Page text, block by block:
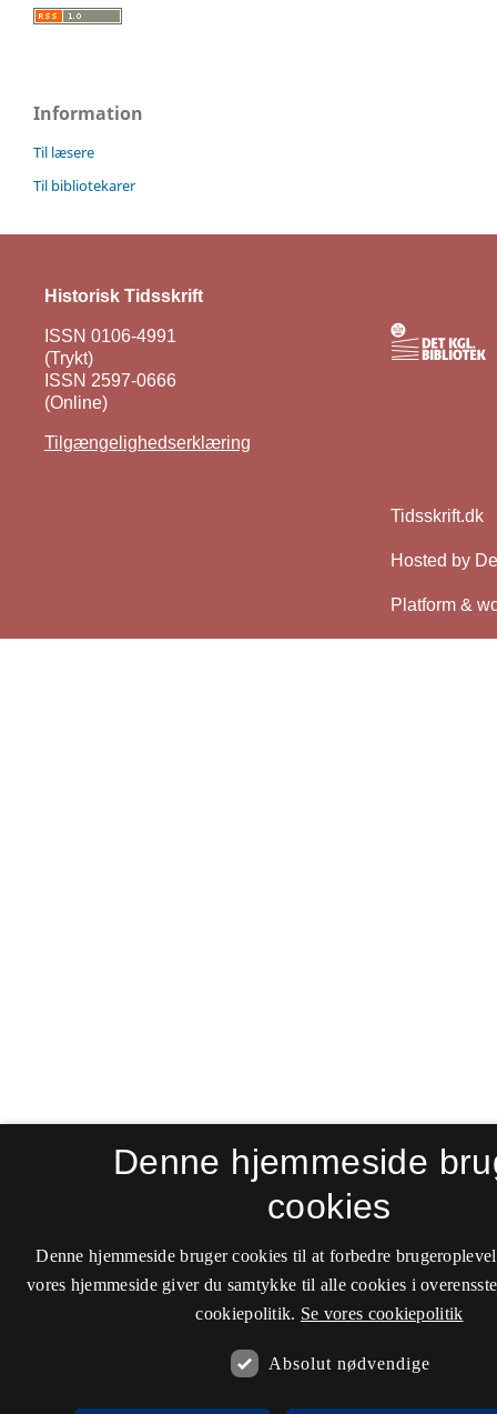
Information
Til læsere
Til bibliotekarer
Historisk Tidsskrift
ISSN 0106-4991
(Trykt)
ISSN 2597-0666
(Online)
Tilgængelighedserklæring
Denne hjemmeside
cookies
Denne hjemmeside bruger cookies til at forbedre
vores hjemmeside giver du samtykke til alle cookies i
cookiepolitik. Se vores cookiepolitik
Absolut nødvendige